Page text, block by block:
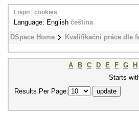
DSpace Home Kvalifikační práce dle
Login cookies
Language: English čeština
A B C D E F G H
Starts
Results Per Page: